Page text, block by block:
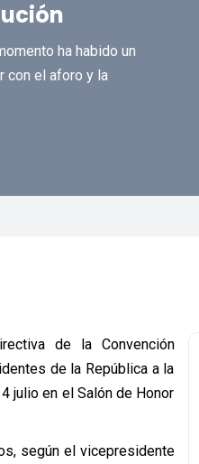
ha habido un
con el aforo y la
de la Convención
de la República a la
julio en el Salón de Honor
según el vicepresidente